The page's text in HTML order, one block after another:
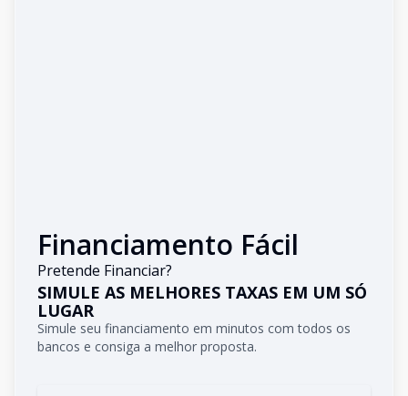
Financiamento Fácil
Pretende Financiar?
SIMULE AS MELHORES TAXAS EM UM SÓ
LUGAR
Simule seu financiamento em minutos com todos os
bancos e consiga a melhor proposta.